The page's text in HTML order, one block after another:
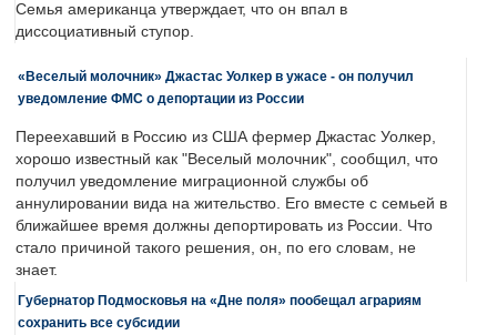
Семья американца утверждает, что он впал в
диссоциативный ступор.
«Веселый молочник» Джастас Уолкер в ужасе - он получил
уведомление ФМС о депортации из России
Переехавший в Россию из США фермер Джастас Уолкер,
хорошо известный как "Веселый молочник", сообщил, что
получил уведомление миграционной службы об
аннулировании вида на жительство. Его вместе с семьей в
ближайшее время должны депортировать из России. Что
стало причиной такого решения, он, по его словам, не
знает.
Губернатор Подмосковья на «Дне поля» пообещал аграриям
сохранить все субсидии